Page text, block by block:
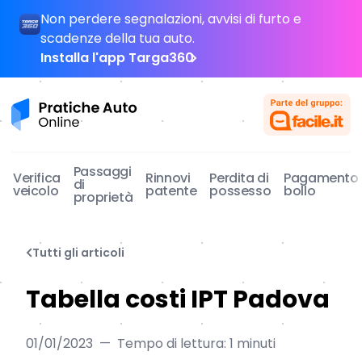
Non perdere segnalazioni, avvisi di furto e
scadenze della tua auto.
Installa l'app Targa360
Pratiche Auto Online
Verifica
veicolo
Passaggi
di
proprietà
Rinnovi
patente
Perdita di
possesso
Pagamento
bollo
Tutti gli articoli
Tabella costi IPT Padova
01/01/2023 — Tempo di lettura: 1 minuti